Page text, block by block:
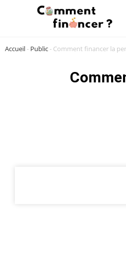
Accueil- Public- Comment financer la